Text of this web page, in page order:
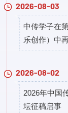
2026-08-03
中传学子在
乐创作）中
2026-08-02
2026年中国
坛征稿启事